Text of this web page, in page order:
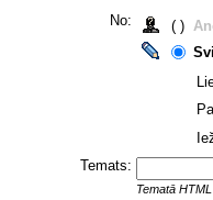
No: ( )
Temats:
Tematā